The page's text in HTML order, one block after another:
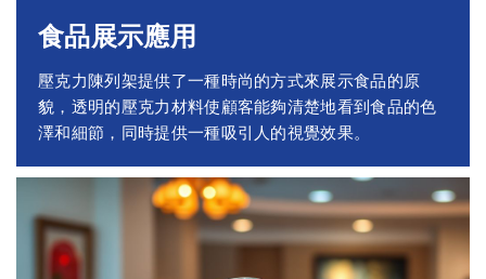
食品展示應用
壓克力陳列架提供了一種時尚的方式來展示食品的原
貌，透明的壓克力材料使顧客能夠清楚地看到食品的色
澤和細節，同時提供一種吸引人的視覺效果。